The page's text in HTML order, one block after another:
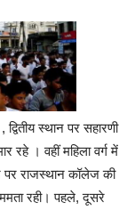
स्थान पर सहारणी
रहे । वहीं महिला वर्ग में
पर राजस्थान कॉलेज की
रही। पहले, दूसरे